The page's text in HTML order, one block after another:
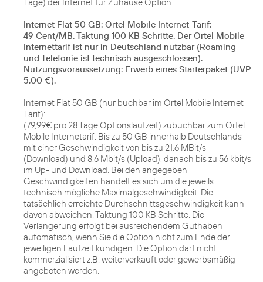
Internet Flat 50 GB: Ortel Mobile Internet-Tarif:
49 Cent/MB. Taktung 100 KB Schritte. Der Ortel Mobile
Internettarif ist nur in Deutschland nutzbar (Roaming
und Telefonie ist technisch ausgeschlossen).
Nutzungsvoraussetzung: Erwerb eines Starterpaket (UVP
5,00 €).
Internet Flat 50 GB (nur buchbar im Ortel Mobile Internet
Tarif):
(79,99€ pro 28 Tage Optionslaufzeit) zubuchbar zum Ortel
Mobile Internetarif: Bis zu 50 GB innerhalb Deutschlands
mit einer Geschwindigkeit von bis zu 21,6 MBit/s
(Download) und 8,6 Mbit/s (Upload), danach bis zu 56 kbit/s
im Up- und Download. Bei den angegeben
Geschwindigkeiten handelt es sich um die jeweils
technisch mögliche Maximalgeschwindigkeit. Die
tatsächlich erreichte Durchschnittsgeschwindigkeit kann
davon abweichen. Taktung 100 KB Schritte. Die
Verlängerung erfolgt bei ausreichendem Guthaben
automatisch, wenn Sie die Option nicht zum Ende der
jeweiligen Laufzeit kündigen. Die Option darf nicht
kommerzialisiert z.B. weiterverkauft oder gewerbsmäßig
angeboten werden.